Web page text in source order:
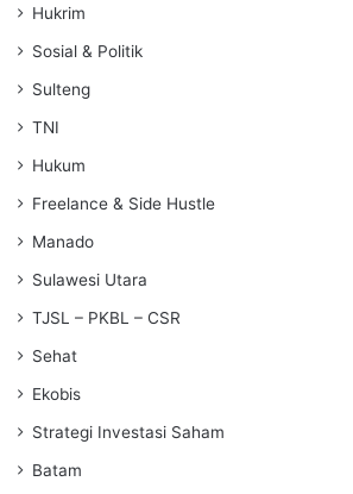
Hukrim
Sosial & Politik
Sulteng
TNI
Hukum
Freelance & Side Hustle
Manado
Sulawesi Utara
TJSL – PKBL – CSR
Sehat
Ekobis
Strategi Investasi Saham
Batam